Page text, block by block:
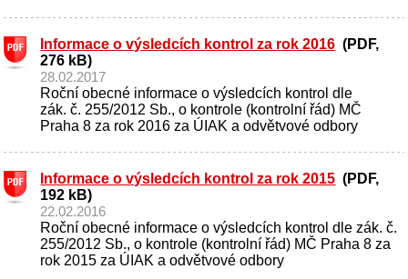
Informace o výsledcích kontrol za rok 2016 (PDF,
276 kB)
28.02.2017
Roční obecné informace o výsledcích kontrol dle
zák. č. 255/2012 Sb., o kontrole (kontrolní řád) MČ
Praha 8 za rok 2016 za ÚIAK a odvětvové odbory
Informace o výsledcích kontrol za rok 2015 (PDF,
192 kB)
22.02.2016
Roční obecné informace o výsledcích kontrol dle zák. č.
255/2012 Sb., o kontrole (kontrolní řád) MČ Praha 8 za
rok 2015 za ÚIAK a odvětvové odbory